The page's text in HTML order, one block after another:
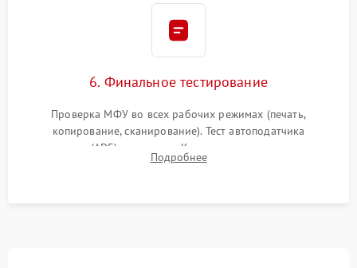
6. Финальное тестирование
Проверка МФУ во всех рабочих режимах (печать,
копирование, сканирование). Тест автоподатчика
документов (ADF) и дуплекса. Контроль качества отпечатка
на отсутствие серого фона, полос и надежность запекания
Подробнее